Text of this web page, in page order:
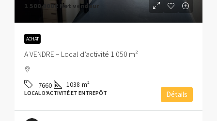
1 500 000€ Net vendeur
ACHAT
A VENDRE – Local d’activité 1 050 m²
7660 1038 m²
LOCAL D’ACTIVITÉ ET ENTREPÔT Détails